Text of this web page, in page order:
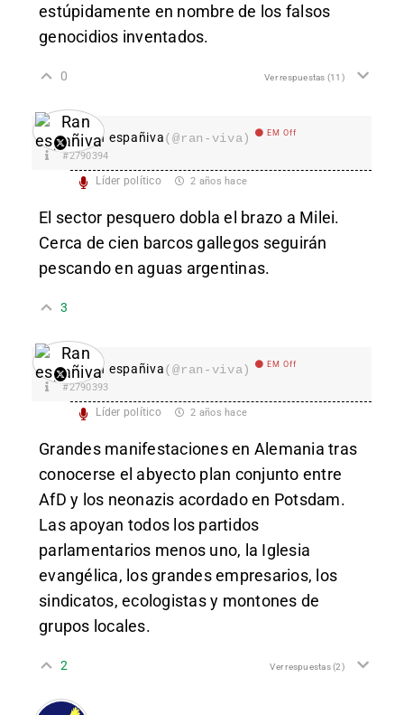
estúpidamente en nombre de los falsos
genocidios inventados.
0 Ver respuestas (11)
Ran españiva(@ran-viva) EM Off
#2790394
Líder político 2 años hace
El sector pesquero dobla el brazo a Milei.
Cerca de cien barcos gallegos seguirán
pescando en aguas argentinas.
3
Ran españiva(@ran-viva) EM Off
#2790393
Líder político 2 años hace
Grandes manifestaciones en Alemania tras
conocerse el abyecto plan conjunto entre
AfD y los neonazis acordado en Potsdam.
Las apoyan todos los partidos
parlamentarios menos uno, la Iglesia
evangélica, los grandes empresarios, los
sindicatos, ecologistas y montones de
grupos locales.
2 Ver respuestas(2)